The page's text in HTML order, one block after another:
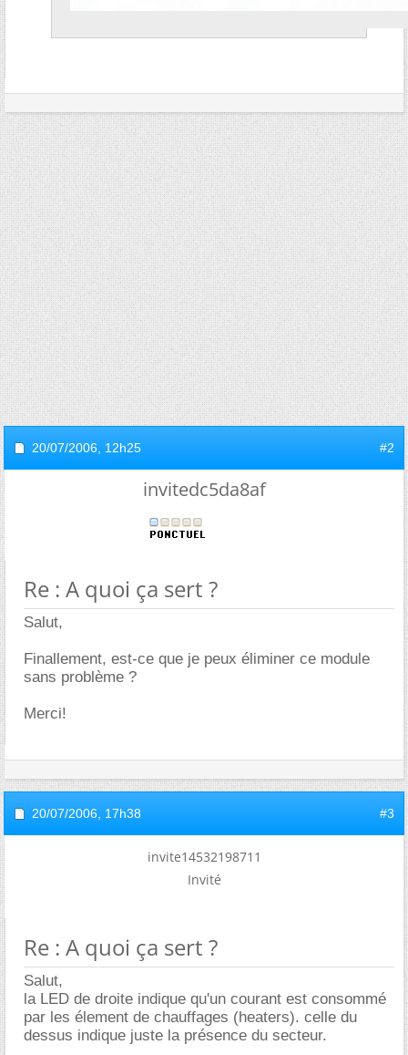
20/07/2006, 12h25 #2
invitedc5da8af
Re : A quoi ça sert ?
Salut,
Finallement, est-ce que je peux éliminer ce module
sans problème ?
Merci!
20/07/2006, 17h38 #3
invite14532198711
Invité
Re : A quoi ça sert ?
Salut,
la LED de droite indique qu'un courant est consommé
par les élement de chauffages (heaters). celle du
dessus indique juste la présence du secteur.